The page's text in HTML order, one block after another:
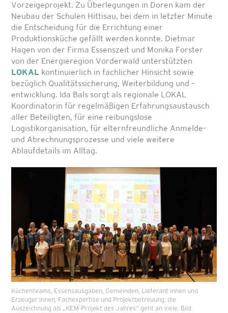
Vorzeigeprojekt. Zu Überlegungen in Doren kam der
Neubau der Schulen Hittisau, bei dem in letzter Minute
die Entscheidung für die Errichtung einer
Produktionsküche gefällt werden konnte. Dietmar
Hagen von der Firma Essenszeit und Monika Forster
von der Energieregion Vorderwald unterstützten
LOKAL kontinuierlich in fachlicher Hinsicht sowie
bezüglich Qualitätssicherung, Weiterbildung und –
entwicklung. Ida Bals sorgt als regionale LOKAL
Koordinatorin für regelmäßigen Erfahrungsaustausch
aller Beteiligten, für eine reibungslose
Logistikorganisation, für elternfreundliche Anmelde-
und Abrechnungsprozesse und viele weitere
Ablaufdetails im Alltag.
Küchenteams, Essensausgaben, Gemeinden, Lieferant:innen und
Erzeuger:innen, Fachexpertise und Projektbetreuung: die
Auszeichnung als „KEM-Projekt des Jahres“ geht an viele. Bild: